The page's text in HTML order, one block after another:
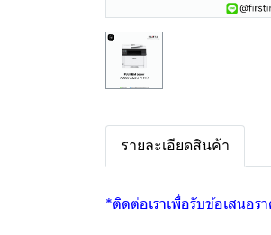
รายละเอียดสินค้า
*ติดต่อเราเพื่อรับข้อเสนอ